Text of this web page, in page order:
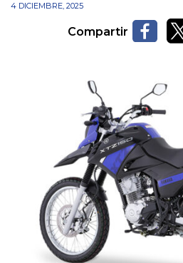
4 DICIEMBRE, 2025
Compartir